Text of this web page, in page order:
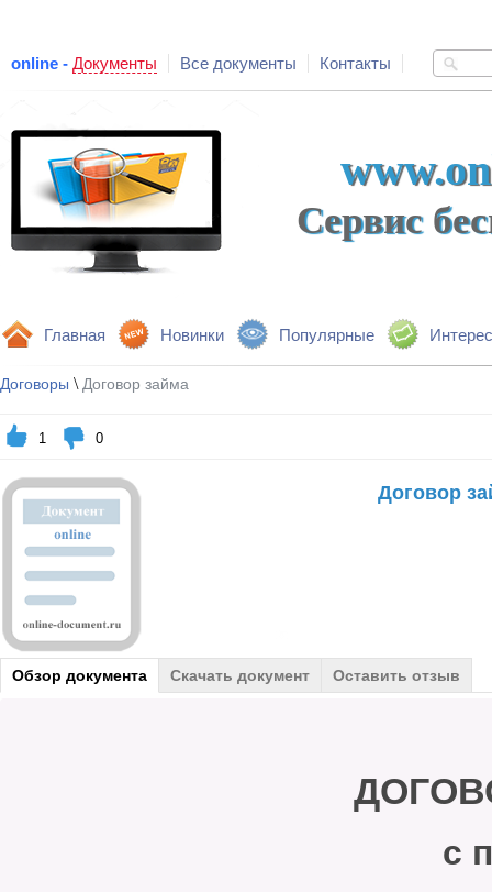
online - Документы Все документы Контакты
Сервис
Главная Новинки Популярные
Договоры \ Договор займа
1 0
Договор
Обзор документа Скачать документ Оставить отзыв
с